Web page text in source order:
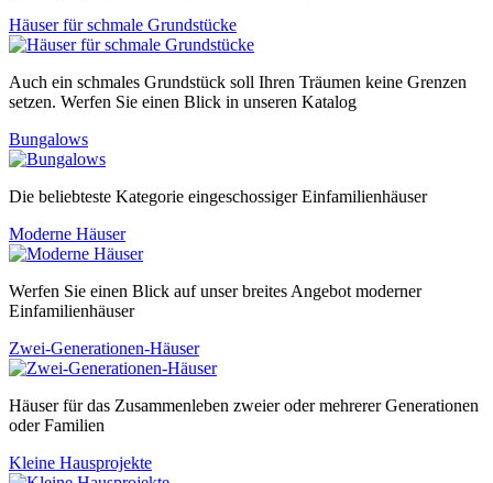
Häuser für schmale Grundstücke
Auch ein schmales Grundstück soll Ihren Träumen keine Grenzen
setzen. Werfen Sie einen Blick in unseren Katalog
Bungalows
Die beliebteste Kategorie eingeschossiger Einfamilienhäuser
Moderne Häuser
Werfen Sie einen Blick auf unser breites Angebot moderner
Einfamilienhäuser
Zwei-Generationen-Häuser
Häuser für das Zusammenleben zweier oder mehrerer Generationen
oder Familien
Kleine Hausprojekte